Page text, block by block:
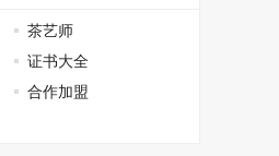
茶艺师
证书大全
合作加盟